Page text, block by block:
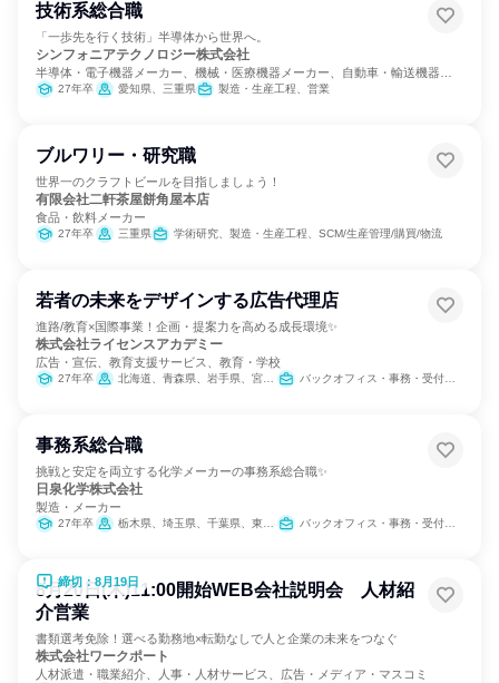
技術系総合職
「一歩先を行く技術」半導体から世界へ。
シンフォニアテクノロジー株式会社
半導体・電子機器メーカー、機械・医療機器メーカー、自動車・輸送機器メ
ーカー27年卒 愛知県、三重県 製造・生産工程、営業
ブルワリー・研究職
世界一のクラフトビールを目指しましょう！
有限会社二軒茶屋餅角屋本店
食品・飲料メーカー
27年卒 三重県 学術研究、製造・生産工程、SCM/生産管理/購買/物流
若者の未来をデザインする広告代理店
進路/教育×国際事業！企画・提案力を高める成長環境✨
株式会社ライセンスアカデミー
広告・宣伝、教育支援サービス、教育・学校
27年卒 北海道、青森県、岩手県、宮城県、秋田県、山形県、福島県、茨城県、栃木県、群馬県、埼玉県、千葉県、東京都、神奈川県、新潟県、富山県、石川県、福井県、山梨県、長野県、岐阜県、静岡県、愛知県、三重県、滋賀県、京都府、大阪府、兵庫県、奈良県、和歌山県、鳥取県、島根県、岡山県、広島県、山口県、徳島県、香川県、愛媛県、高知県、福岡県、佐賀県、長崎県、熊本県、大分県、宮崎県、鹿児島県、沖縄県 バックオフィス・事務・受付、営業、出版/メディア/芸能/エンタメ専門職
事務系総合職
挑戦と安定を両立する化学メーカーの事務系総合職✨
日泉化学株式会社
製造・メーカー
27年卒 栃木県、埼玉県、千葉県、東京都、三重県、滋賀県、大阪府、愛媛県 バックオフィス・事務・受付、経理/税務/財務、人事、総務
締切：8月19日
8月20日(木)11:00開始WEB会社説明会 人材紹
介営業
書類選考免除！選べる勤務地×転勤なしで人と企業の未来をつなぐ
株式会社ワークポート
人材派遣・職業紹介、人事・人材サービス、広告・メディア・マスコミ